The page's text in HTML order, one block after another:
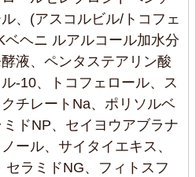
おすすめレベル：
ずサラッとしてるのに潤
こと間違いなしな商品です
、(アスコルビル/トコフェ
ベヘニ ルアルコール加水分
液、ペンタステアリン酸
-10、トコフェロール、ス
チレートNa、ポリソルベ
ドNP、セイヨウアブラナ
ール、サイタイエキス、
セラミドNG、フィトスフ